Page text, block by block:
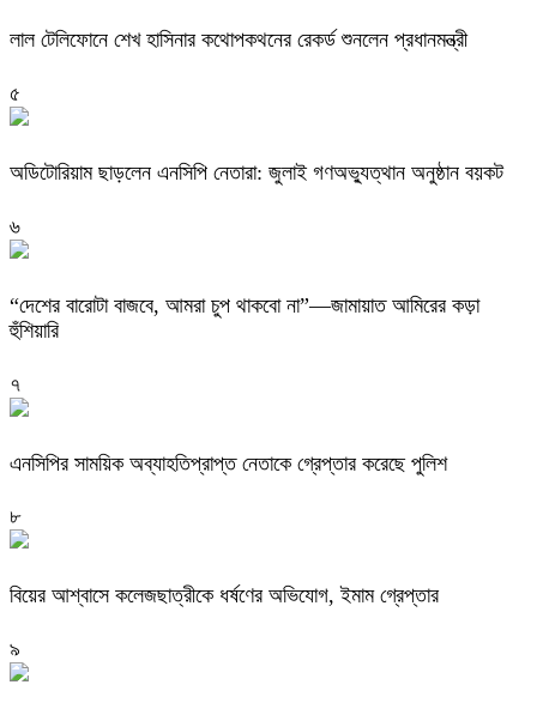
লাল টেলিফোনে শেখ হাসিনার কথোপকথনের রেকর্ড শুনলেন প্রধানমন্ত্রী
৫
অডিটোরিয়াম ছাড়লেন এনসিপি নেতারা: জুলাই গণঅভ্যুত্থান অনুষ্ঠান বয়কট
৬
“দেশের বারোটা বাজবে, আমরা চুপ থাকবো না”—জামায়াত আমিরের কড়া
হুঁশিয়ারি
৭
এনসিপির সাময়িক অব্যাহতিপ্রাপ্ত নেতাকে গ্রেপ্তার করেছে পুলিশ
৮
বিয়ের আশ্বাসে কলেজছাত্রীকে ধর্ষণের অভিযোগ, ইমাম গ্রেপ্তার
৯